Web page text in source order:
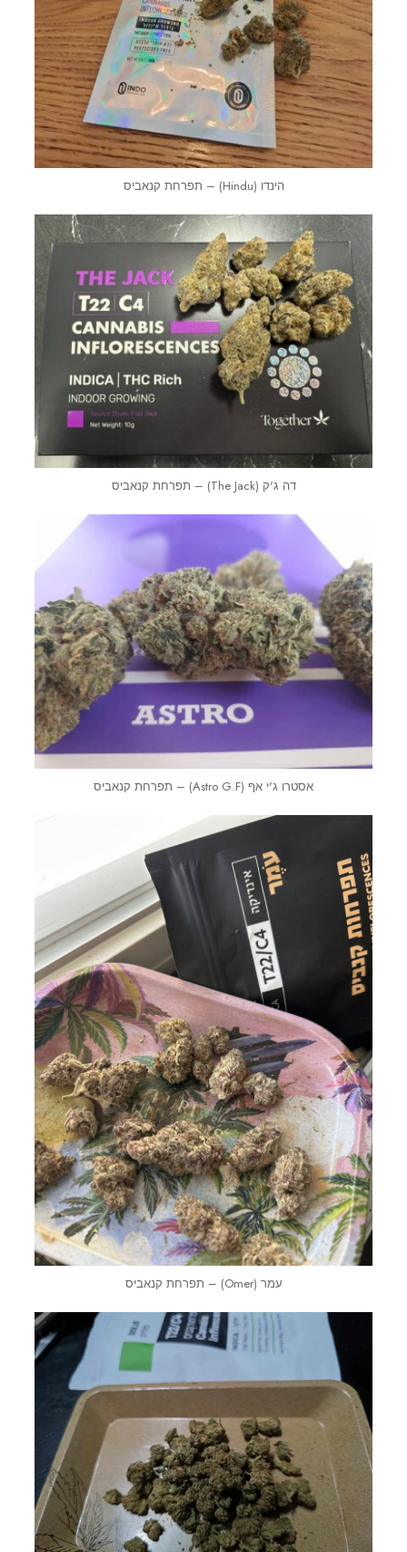
הינדו (Hindu) – תפרחת קנאביס
דה ג'ק (The Jack) – תפרחת קנאביס
אסטרו ג'י אף (Astro G.F) – תפרחת קנאביס
עמר (Omer) – תפרחת קנאביס